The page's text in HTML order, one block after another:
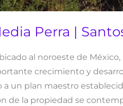
Perra |
al noroeste de
crecimiento y
a un plan maestro
de la propiedad se